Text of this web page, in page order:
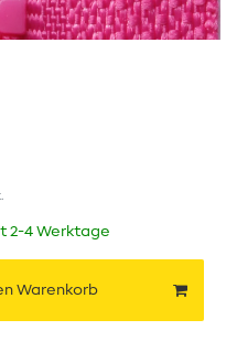
2-4 Werktage
Warenkorb